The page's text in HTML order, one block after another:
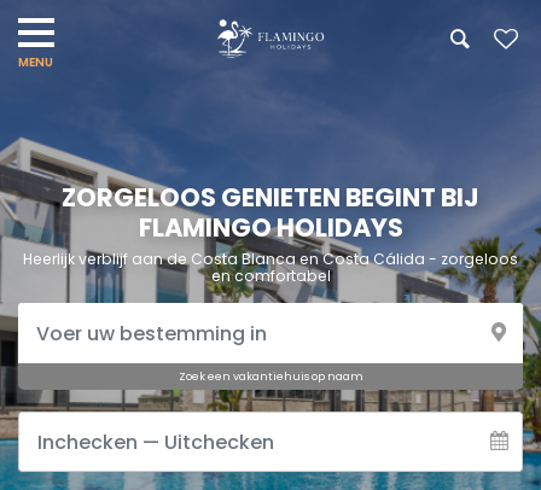
ZORGELOOS GENIETEN BEGINT BIJ
FLAMINGO HOLIDAYS
Heerlijk verblijf aan de Costa Blanca en Costa Cálida - zorgeloos
en comfortabel
Zoek een vakantiehuis op naam